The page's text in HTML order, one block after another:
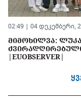
02:49 | 04 დეკემბერი,
ᲛᲘᲛᲝᲮᲘᲚᲕᲐ:
|EUOBSERVER|